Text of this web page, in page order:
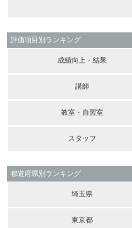
評価項目別ランキング
成績向上・結果
講師
教室・自習室
スタッフ
都道府県別ランキング
埼玉県
東京都